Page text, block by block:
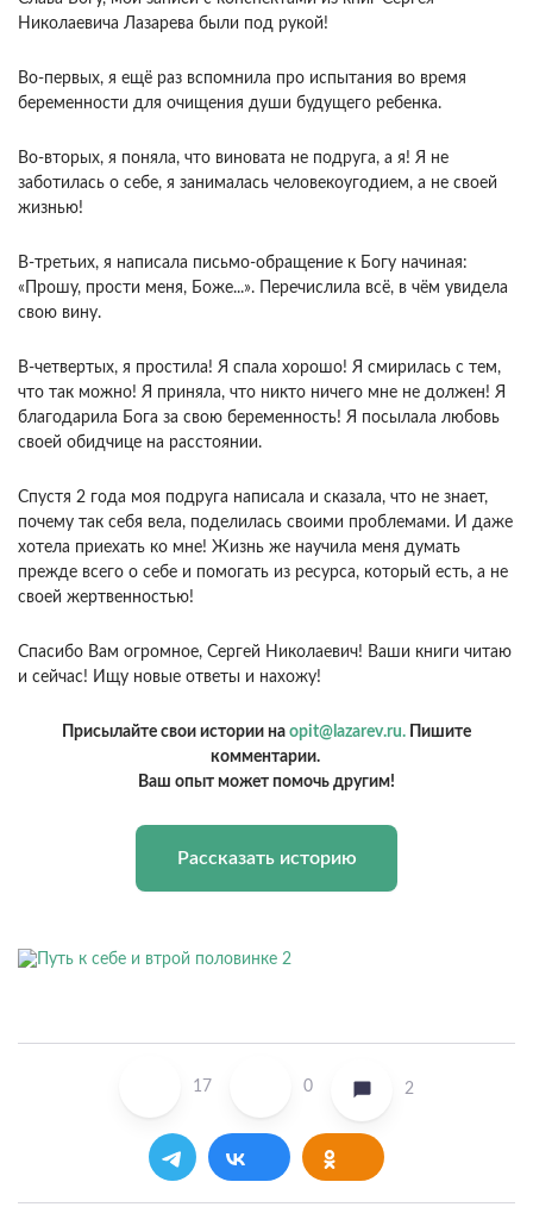
Николаевича Лазарева были под рукой!
Во-первых, я ещё раз вспомнила про испытания во время
беременности для очищения души будущего ребенка.
Во-вторых, я поняла, что виновата не подруга, а я! Я не
заботилась о себе, я занималась человекоугодием, а не своей
жизнью!
В-третьих, я написала письмо-обращение к Богу начиная:
«Прошу, прости меня, Боже...». Перечислила всё, в чём увидела
свою вину.
В-четвертых, я простила! Я спала хорошо! Я смирилась с тем,
что так можно! Я приняла, что никто ничего мне не должен! Я
благодарила Бога за свою беременность! Я посылала любовь
своей обидчице на расстоянии.
Спустя 2 года моя подруга написала и сказала, что не знает,
почему так себя вела, поделилась своими проблемами. И даже
хотела приехать ко мне! Жизнь же научила меня думать
прежде всего о себе и помогать из ресурса, который есть, а не
своей жертвенностью!
Спасибо Вам огромное, Сергей Николаевич! Ваши книги читаю
и сейчас! Ищу новые ответы и нахожу!
Присылайте свои истории на opit@lazarev.ru. Пишите
комментарии.
Ваш опыт может помочь другим!
Рассказать историю
17 0 2